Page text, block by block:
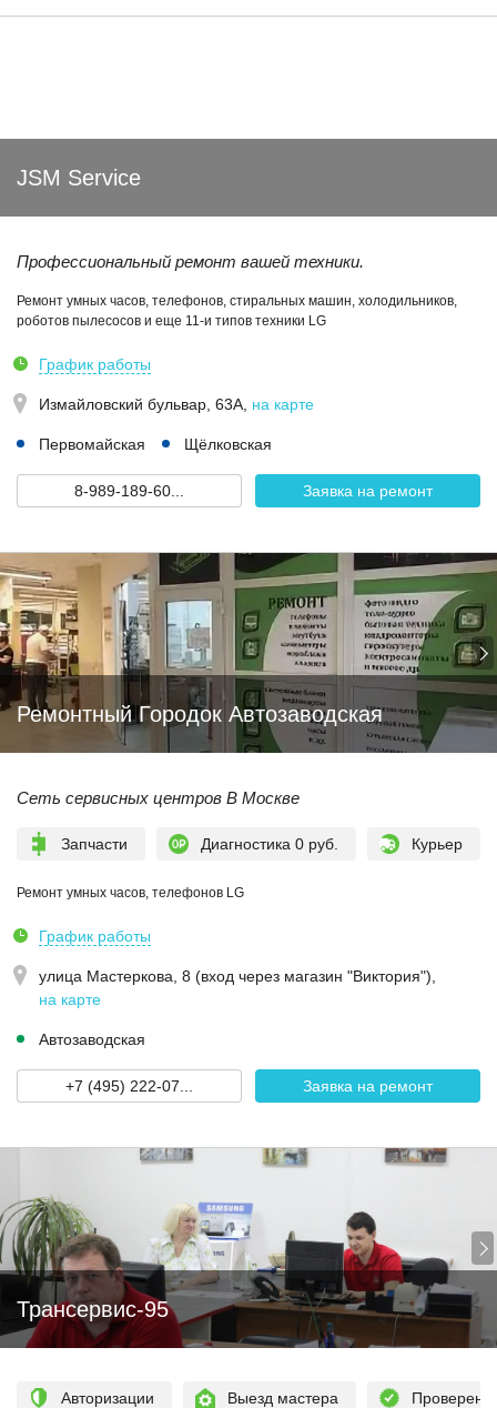
JSM Service
Профессиональный ремонт вашей техники.
Ремонт умных часов, телефонов, стиральных машин, холодильников,
роботов пылесосов и еще 11-и типов техники LG
График работы
Измайловский бульвар, 63А на карте
Первомайская Щёлковская
8-989-189-60... Заявка на ремонт
Ремонтный Городок Автозаводская
Сеть сервисных центров В Москве
Запчасти Диагностика 0 руб. Курьер
Ремонт умных часов, телефонов LG
График работы
улица Мастеркова, 8 (вход через магазин "Виктория")
на карте
Автозаводская
+7 (495) 222-07... Заявка на ремонт
Трансервис-95
Авторизации Выезд мастера Проверен